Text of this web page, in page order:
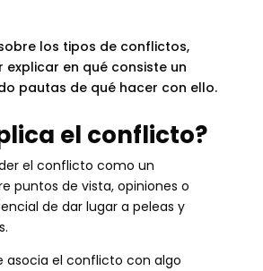
los tipos de conflictos,
explicar en qué consiste un
pautas de qué hacer con ello.
el conflicto?
el conflicto como un
puntos de vista, opiniones o
de dar lugar a peleas y
asocia el conflicto con algo